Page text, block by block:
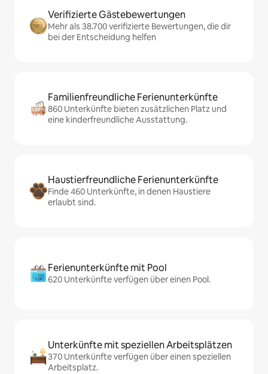
Verifizierte Gästebewertungen
Mehr als 38.700 verifizierte Bewertungen, die dir
bei der Entscheidung helfen
Familienfreundliche Ferienunterkünfte
860 Unterkünfte bieten zusätzlichen Platz und
eine kinderfreundliche Ausstattung.
Haustierfreundliche Ferienunterkünfte
Finde 460 Unterkünfte, in denen Haustiere
erlaubt sind.
Ferienunterkünfte mit Pool
620 Unterkünfte verfügen über einen Pool.
Unterkünfte mit speziellen Arbeitsplätzen
370 Unterkünfte verfügen über einen speziellen
Arbeitsplatz.